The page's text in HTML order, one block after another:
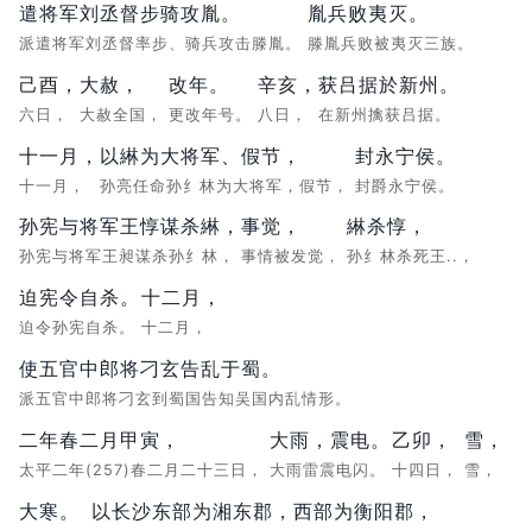
遣将军刘丞督步骑攻胤。
派遣将军刘丞督率步、骑兵攻击滕胤。
胤兵败夷灭。
滕胤兵败被夷灭三族。
己酉，
六日，
大赦，
大赦全国，
改年。
更改年号。
辛亥，
八日，
获吕据於新州。
在新州擒获吕据。
十一月，
十一月，
以綝为大将军、假节，
孙亮任命孙纟林为大将军，假节，
封永宁侯。
封爵永宁侯。
孙宪与将军王惇谋杀綝，
孙宪与将军王昶谋杀孙纟林，
事觉，
事情被发觉，
綝杀惇，
孙纟林杀死王..，
迫宪令自杀。
迫令孙宪自杀。
十二月，
十二月，
使五官中郎将刁玄告乱于蜀。
派五官中郎将刁玄到蜀国告知吴国内乱情形。
二年春二月甲寅，
太平二年(257)春二月二十三日，
大雨，震电。
大雨雷震电闪。
乙卯，
十四日，
雪，
雪，
大寒。 以长沙东部为湘东郡， 西部为衡阳郡，